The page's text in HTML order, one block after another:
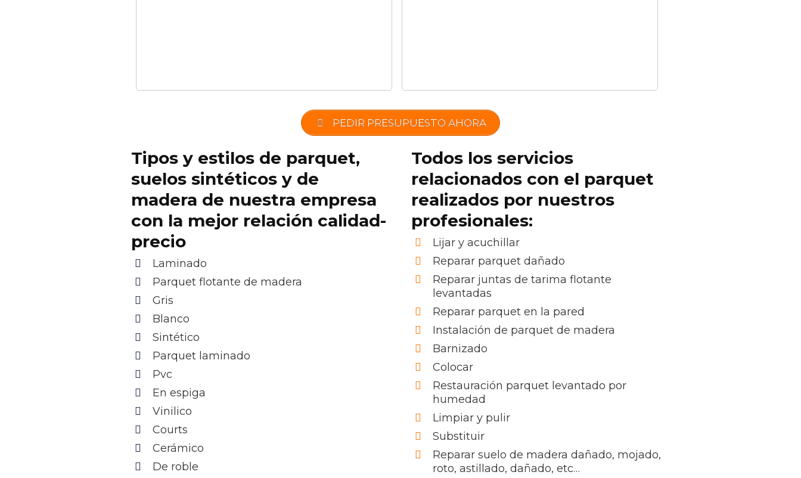
PEDIR PRESUPUESTO AHORA
Tipos y estilos de parquet,
suelos sintéticos y de
madera de nuestra empresa
con la mejor relación calidad-
precio
Laminado
Parquet flotante de madera
Gris
Blanco
Sintético
Parquet laminado
Pvc
En espiga
Vinilico
Courts
Cerámico
De roble
Todos los servicios
relacionados con el parquet
realizados por nuestros
profesionales:
Lijar y acuchillar
Reparar parquet dañado
Reparar juntas de tarima flotante
levantadas
Reparar parquet en la pared
Instalación de parquet de madera
Barnizado
Colocar
Restauración parquet levantado por
humedad
Limpiar y pulir
Substituir
Reparar suelo de madera dañado, mojado,
roto, astillado, dañado, etc…